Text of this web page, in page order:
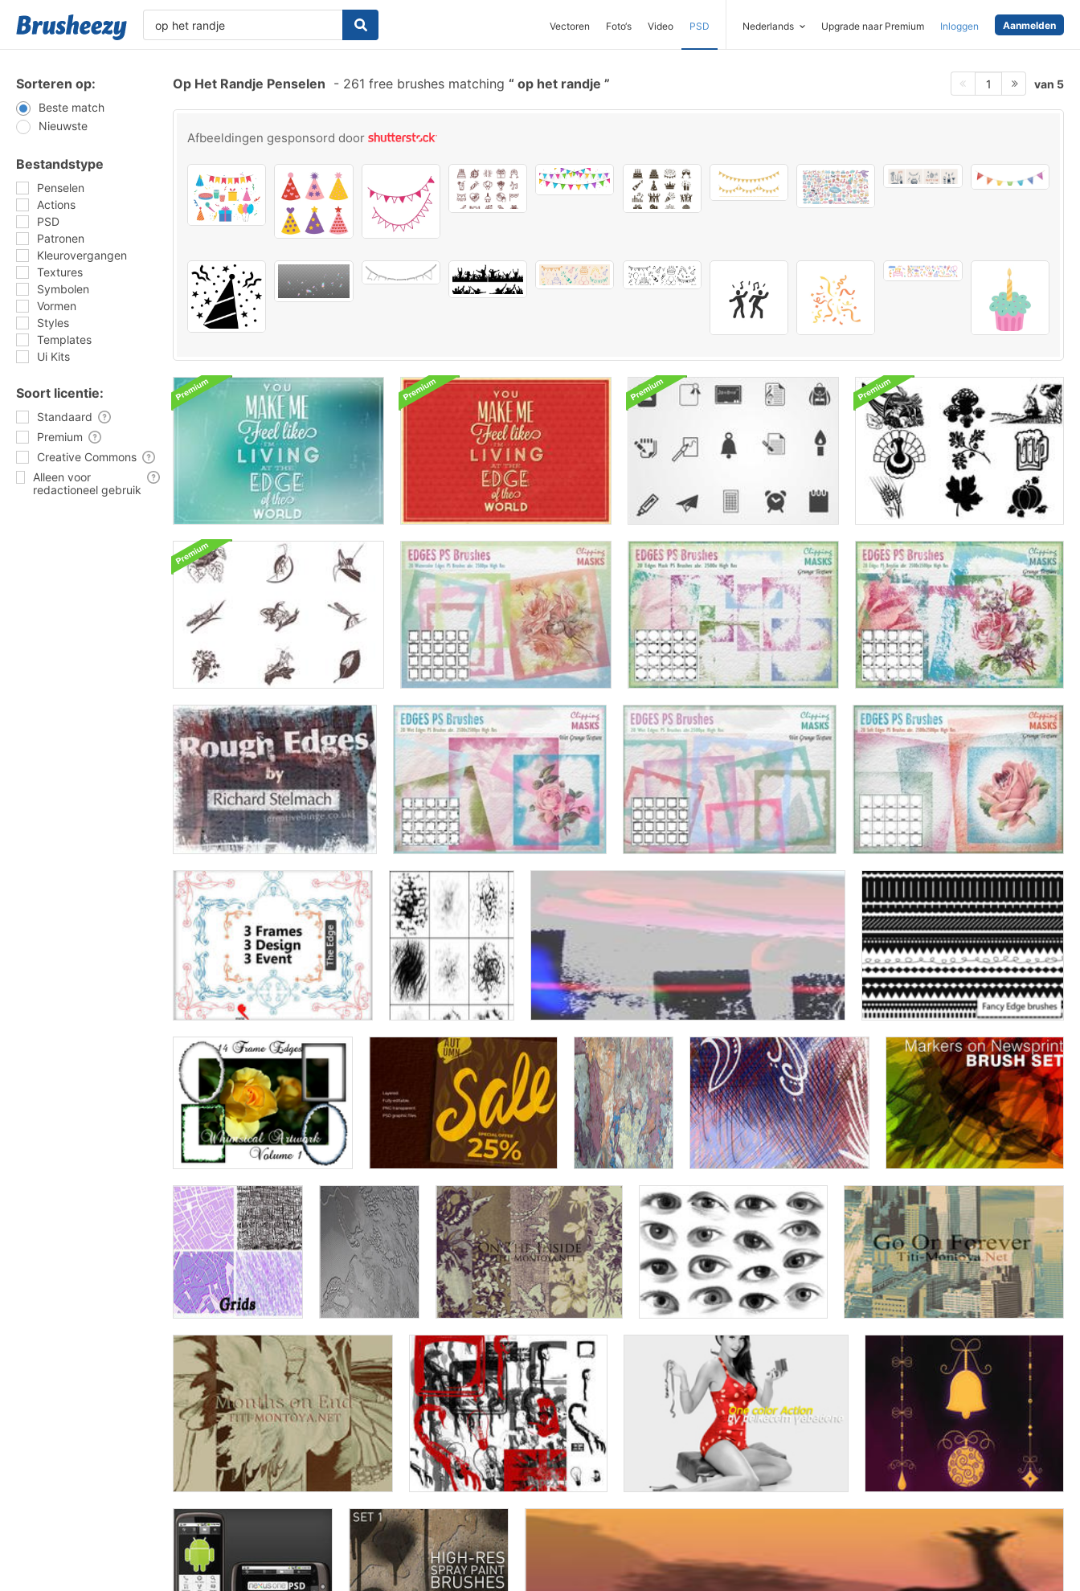
Vectoren Foto‘s Video PSD Nederlands Upgrade naar Premium Inloggen Aanmelden
Sorteren op:
Beste match
Nieuwste
Bestandstype
Penselen
Actions
PSD
Patronen
Kleurovergangen
Textures
Symbolen
Vormen
Styles
Templates
Ui Kits
Soort licentie:
Standaard
Premium
Creative Commons
Alleen voor
redactioneel gebruik
Op Het Randje Penselen - 261 free brushes matching op het randje 1 van 5
Afbeeldingen gesponsord door